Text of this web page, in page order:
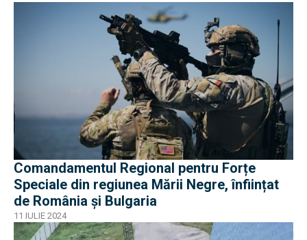
Comandamentul Regional pentru Forțe
Speciale din regiunea Mării Negre, înființat
de România şi Bulgaria
11 IULIE 2024